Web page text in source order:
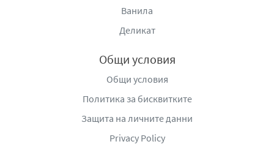
Ванила
Деликат
Общи условия
Общи условия
Политика за бисквитките
Защита на личните данни
Privacy Policy